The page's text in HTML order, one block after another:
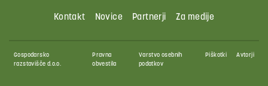
Kontakt Novice Partnerji Za medije
Gospodarsko
razstavišče d.o.o.
Pravna
obvestila
Varstvo osebnih
podatkov
Piškotki Avtorji